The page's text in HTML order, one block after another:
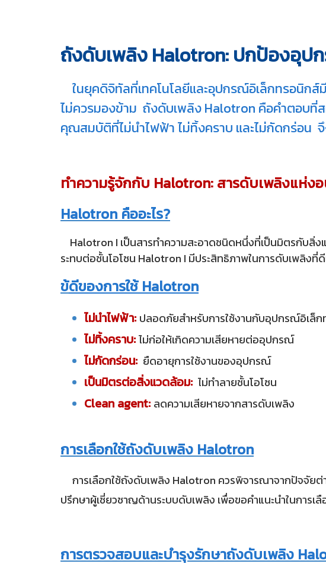
ถังดับเพลิง Halotron: ปกป้องอุ
ในยุคดิจิทัลที่เทคโนโลยีและอุปกรณ์อิเล็กทรอนิก
ไม่ควรมองข้าม ถังดับเพลิง Halotron คือคำตอบ
คุณสมบัติที่ไม่นำไฟฟ้า ไม่ทิ้งคราบ และไม่กัดกร่อน
ทำความรู้จักกับ Halotron: สารดับเพลิงแห่ง
Halotron คืออะไร?
Halotron I เป็นสารทำความสะอาดชนิดหนึ่งที่เป็นมิตรกับสิ่ง
ระทบต่อชั้นโอโซน Halotron I มีประสิทธิภาพในการดับเพลิง
ข้ดีของการใช้ Halotron
ไม่นำไฟฟ้า: ปลอดภัยสำหรับการใช้งานกับอุปกรณ์อิเล็
ไม่ทิ้งคราบ:ไม่ก่อให้เกิดความเสียหายต่ออุปกรณ์
ไม่กัดกร่อน: ยืดอายุการใช้งานของอุปกรณ์
เป็นมิตรต่อสิ่งแวดล้อม: ไม่ทำลายชั้นโอโซน
Clean agent: ลดความเสียหายจากสารดับเพลิง
การเลือกใช้ถังดับเพลิง Halotron
การเลือกใช้ถังดับเพลิง Halotron ควรพิจารณาจากปัจจัย
ปรึกษาผู้เชี่ยวชาญด้านระบบดับเพลิง เพื่อขอคำแนะนำในการ
การตรวจสอบและบำรุงรักษาถังดับเพลิง